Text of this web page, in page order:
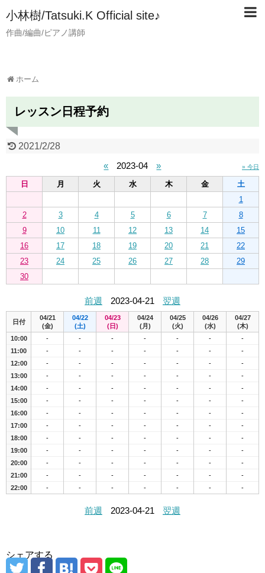
小林樹/Tatsuki.K Official site♪
作曲/編曲/ピアノ講師
ホーム
レッスン日程予約
2021/2/28
«
2023-04 » » 今日
日 月 火 水 木 金
土
1
2
3 4 5 6 7
8
9
10 11 12 13 14
15
16
17 18 19 20 21
22
23
24 25 26 27 28
29
30
前週 2023-04-21 翌週
日付
04/21
(金)
04/22
(土)
04/23
(日)
04/24
(月)
04/25
(火)
04/26
(水)
04/27
(木)
10:00
- - - - - -
-
11:00
- - - - - -
-
12:00
- - - - - -
-
13:00
- - - - - -
-
14:00
- - - - - -
-
15:00
- - - - - -
-
16:00
- - - - - -
-
17:00
- - - - - -
-
18:00
- - - - - -
-
19:00
- - - - - -
-
20:00
- - - - - -
-
21:00
- - - - - -
-
22:00
- - - - - - -
前週 2023-04-21 翌週
シェアする